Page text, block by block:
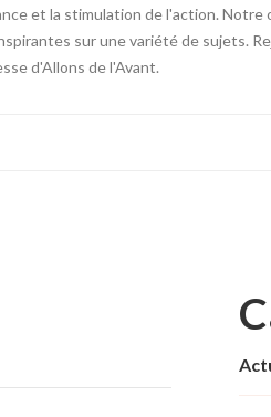
et la stimulation de l'action. Notre
sur une variété de sujets.
d'Allons de l'Avant.